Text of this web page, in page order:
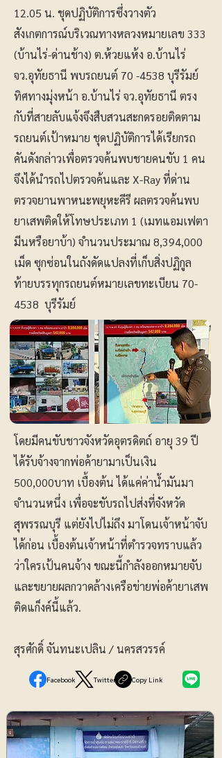
12.05 น. ชุดปฏิบัติการซึ่งวางตัว
สังเกตการณ์บริเวณทางหลวงหมายเลข 333
(บ้านไร่-ด่านช้าง) ต.ห้วยแห้ง อ.บ้านไร่
จว.อุทัยธานี พบรถยนต์ 70 -4538 บุรีรัมย์
ทิศทางมุ่งหน้า อ.บ้านไร่ จว.อุทัยธานี ตรง
กับที่สายลับแจ้งจึงสืบสวนสะกดรอยติดตาม
รถยนต์เป้าหมาย ชุดปฏิบัติการได้เรียกรถ
คันดังกล่าวเพื่อตรวจค้นพบชายคนขับ 1 คน
จึงได้นํารถไปตรวจค้นและ X-Ray ที่ด่าน
ตรวจยานพาหนะพยุหะคีรี ผลตรวจค้นพบ
ยาเสพติดให้โทษประเภท 1 (เมทแอมเฟตา
มีนหรือยาบ้า) จํานวนประมาณ 8,394,000
เม็ด ซุกซ่อนในถังดัดแปลงที่เก็บสิ่งปฏิกูล
ท้ายบรรทุกรถยนต์หมายเลขทะเบียน 70-
4538 บุรีรัมย์
โดยมีคนขับชาวจังหวัดอุตรดิตถ์ อายุ 39 ปี
ได้รับจ้างจากพ่อค้ายามาเป็นเงิน
500,000บาท เบื้องต้น ได้แค่ค่าน้ำมันมา
จำนวนหนึ่ง เพื่อจะขับรถไปส่งที่จังหวัด
สุพรรณบุรี แต่ยังไปไม่ถึง มาโดนเจ้าหน้าจับ
ได้ก่อน เบื้องต้นเจ้าหน้าที่ตำรวจทราบแล้ว
ว่าใครเป้นคนจ้าง ขณะนี้กำลังออกหมายจับ
และขยายผลกวาดล้างเครือข่ายพ่อค้ายาเสพ
ติดแก็งค์นี้แล้ว.
สุรศักดิ์ จันทนะเปลิน / นครสวรรค์
Facebook Twitter Copy Link